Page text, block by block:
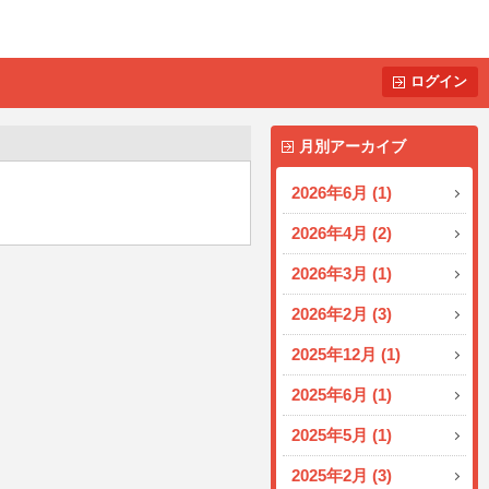
ログイン
月別アーカイブ
2026年6月 (1)
2026年4月 (2)
2026年3月 (1)
2026年2月 (3)
2025年12月 (1)
2025年6月 (1)
2025年5月 (1)
2025年2月 (3)